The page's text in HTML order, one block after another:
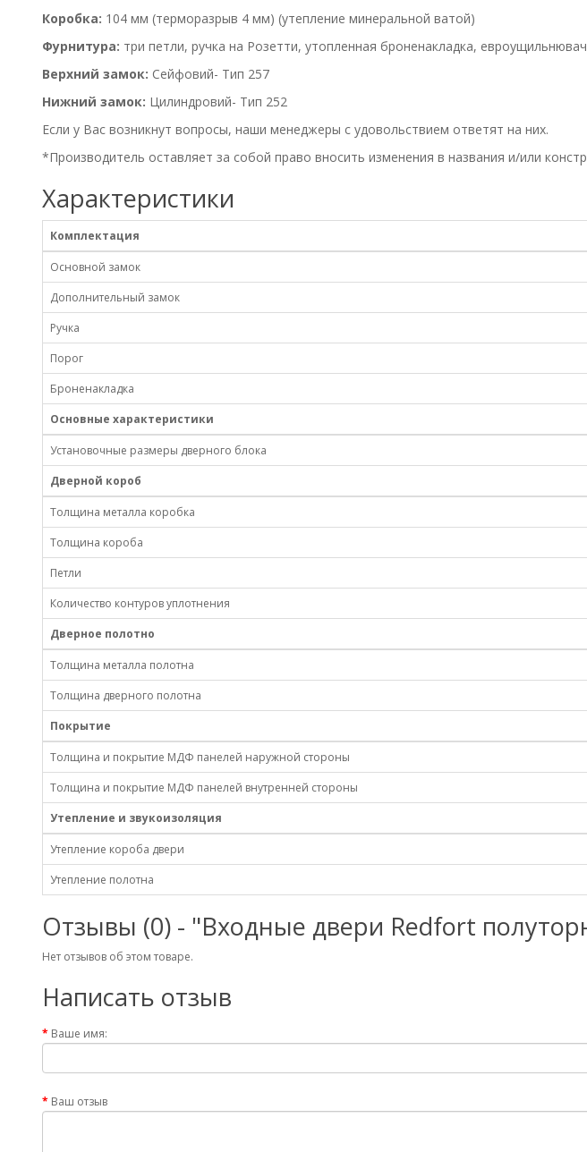
Коробка: 104 мм (терморазрыв 4 мм) (утепление минеральной ватой)
Фурнитура: три петли, ручка на Розетти, утопленная броненакладка,
Верхний замок: Сейфовий- Тип 257
Нижний замок: Цилиндровий- Тип 252
Если у Вас возникнут вопросы, наши менеджеры с удовольствием ответят на них.
*Производитель оставляет за собой право вносить изменения в названия и/или
Характеристики
Комплектация
Основной замок
Дополнительный замок
Ручка
Порог
Броненакладка
Основные характеристики
Установочные размеры дверного блока
Дверной короб
Толщина металла коробка
Толщина короба
Петли
Количество контуров уплотнения
Дверное полотно
Толщина металла полотна
Толщина дверного полотна
Покрытие
Толщина и покрытие МДФ панелей наружной стороны
Толщина и покрытие МДФ панелей внутренней стороны
Утепление и звукоизоляция
Утепление короба двери
Утепление полотна
Отзывы (0) - "Входные двери Redfort
Нет отзывов об этом товаре.
Написать отзыв
Ваше имя:
Ваш отзыв